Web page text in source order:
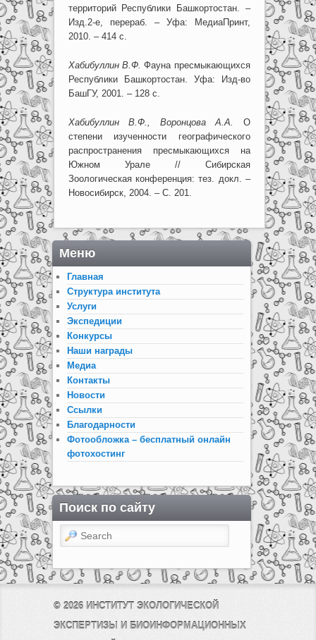
территорий Республики Башкортостан. –
Изд.2-е, перераб. – Уфа: МедиаПринт,
2010. – 414 с.
Хабибуллин В.Ф. Фауна пресмыкающихся
Республики Башкортостан. Уфа: Изд-во
БашГУ, 2001. – 128 с.
Хабибуллин В.Ф., Воронцова А.А.
О
степени изученности географического
распространения пресмыкающихся на
Южном Урале // Сибирская
Зоологическая конференция: тез. докл. –
Новосибирск, 2004. – С. 201.
Меню
Главная
Структура института
Услуги
Экспедиции
Конкурсы
Наши награды
Медиа
Контакты
Новости
Ссылки
Благодарности
Фотообложка – бесплатный онлайн
фотохостинг
Поиск по сайту
Search
© 2026 ИНСТИТУТ ЭКОЛОГИЧЕСКОЙ
ЭКСПЕРТИЗЫ И БИОИНФОРМАЦИОННЫХ